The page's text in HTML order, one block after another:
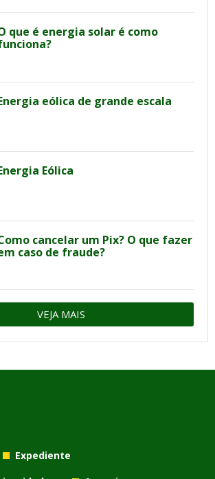
que é energia solar é como
eólica de grande escala
Eólica
cancelar um Pix? O que fazer
caso de fraude?
VEJA MAIS
Expediente